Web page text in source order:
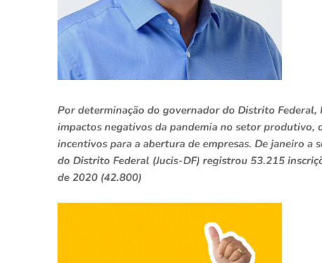
Por determinação do governador do Distrito
impactos negativos da pandemia no setor produtivo,
incentivos para a abertura de empresas. De janeiro a
do Distrito Federal (Jucis-DF) registrou 53.215
de 2020 (42.800)